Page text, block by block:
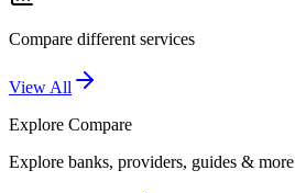
Compare different services
View All
Explore Compare
Explore banks, providers, guides & more